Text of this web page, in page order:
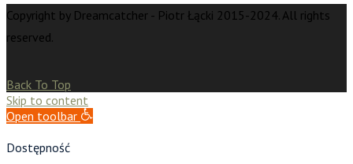
Copyright by Dreamcatcher - Piotr Łącki 2015-2024. All rights
reserved.
Back To Top
Skip to content
Open toolbar
Dostępność